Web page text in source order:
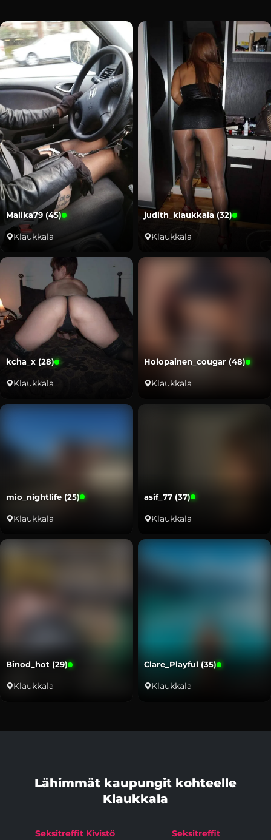
Malika79 (45)
Klaukkala
judith_klaukkala (32)
Klaukkala
kcha_x (28)
Klaukkala
Holopainen_cougar (48)
Klaukkala
mio_nightlife (25)
Klaukkala
asif_77 (37)
Klaukkala
Binod_hot (29)
Klaukkala
Clare_Playful (35)
Klaukkala
Lähimmät kaupungit kohteelle
Klaukkala
Seksitreffit Kivistö
Seksitreffit